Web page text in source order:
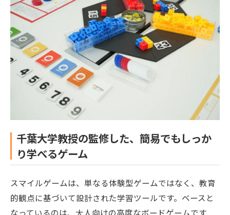
千葉大学教授の監修した、簡易でもしっか
り学べるゲーム
スマイルゲームは、単なる体験型ゲームではなく、教育
的観点に基づいて設計された学習ツールです。ベースと
なっているのは、大人向けの高度なボードゲームです